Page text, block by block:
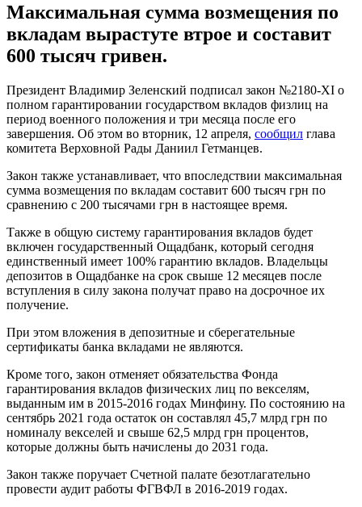
Максимальная сумма возмещения по
вкладам вырастуте втрое и составит
600 тысяч гривен.
Президент Владимир Зеленский подписал закон №2180-XI о
полном гарантировании государством вкладов физлиц на
период военного положения и три месяца после его
завершения. Об этом во вторник, 12 апреля, сообщил глава
комитета Верховной Рады Даниил Гетманцев.
Закон также устанавливает, что впоследствии максимальная
сумма возмещения по вкладам составит 600 тысяч грн по
сравнению с 200 тысячами грн в настоящее время.
Также в общую систему гарантирования вкладов будет
включен государственный Ощадбанк, который сегодня
единственный имеет 100% гарантию вкладов. Владельцы
депозитов в Ощадбанке на срок свыше 12 месяцев после
вступления в силу закона получат право на досрочное их
получение.
При этом вложения в депозитные и сберегательные
сертификаты банка вкладами не являются.
Кроме того, закон отменяет обязательства Фонда
гарантирования вкладов физических лиц по векселям,
выданным им в 2015-2016 годах Минфину. По состоянию на
сентябрь 2021 года остаток он составлял 45,7 млрд грн по
номиналу векселей и свыше 62,5 млрд грн процентов,
которые должны быть начислены до 2031 года.
Закон также поручает Счетной палате безотлагательно
провести аудит работы ФГВФЛ в 2016-2019 годах.